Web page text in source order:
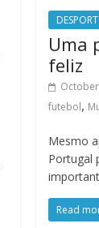
Uma
feliz
futebol,
Mesmo
Portugal
Read